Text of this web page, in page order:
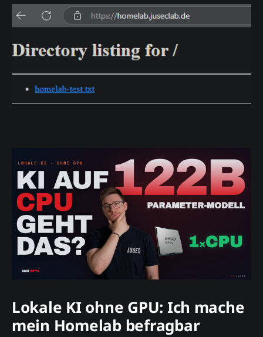
Lokale KI ohne GPU: Ich mache
mein Homelab befragbar